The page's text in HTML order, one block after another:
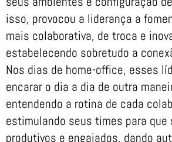
isso, provocou a liderança a
mais colaborativa, de troca e
estabelecendo sobretudo a
Nos dias de home-office, esses
encarar o dia a dia de outra
entendendo a rotina de cada
estimulando seus times para que
produtivos e engajados, dando